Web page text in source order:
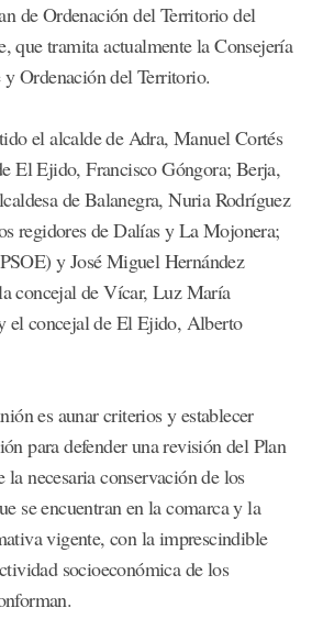
de Ordenación del Territorio del
que tramita actualmente la Consejería
Ordenación del Territorio.
el alcalde de Adra, Manuel Cortés
El Ejido, Francisco Góngora; Berja,
de Balanegra, Nuria Rodríguez
regidores de Dalías y La Mojonera;
y José Miguel Hernández
concejal de Vícar, Luz María
el concejal de El Ejido, Alberto
es aunar criterios y establecer
para defender una revisión del Plan
la necesaria conservación de los
se encuentran en la comarca y la
vigente, con la imprescindible
socioeconómica de los